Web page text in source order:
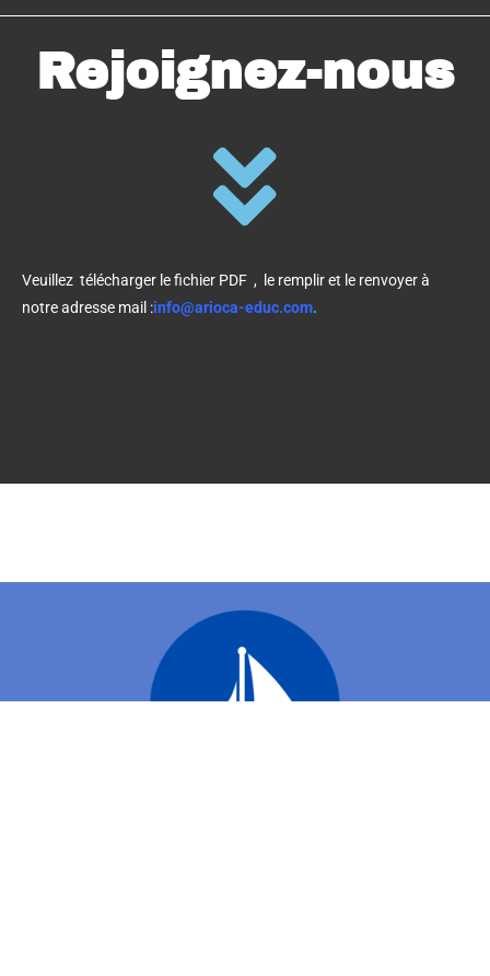
Rejoignez-nous
Veuillez télécharger le fichier PDF , le remplir et le renvoyer à
notre adresse mail :info@arioca-educ.com.